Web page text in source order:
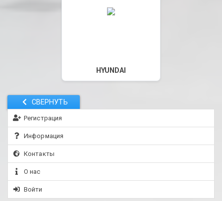
СВЕРНУТЬ
Регистрация
Информация
Контакты
О нас
Войти
HYUNDAI